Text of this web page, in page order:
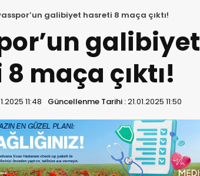
galibiyet hasreti 8 maça çıktı!
galibiyet
maça çıktı!
11:48 Güncellenme Tarihi :21.01.2025 11:50